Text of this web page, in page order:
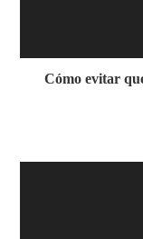
Cómo evitar